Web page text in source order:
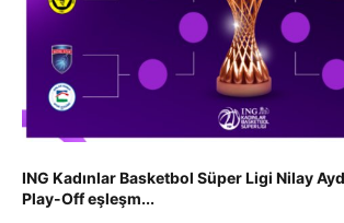
ING Kadınlar Basketbol Süper Ligi Nilay
Play-Off eşleşm...